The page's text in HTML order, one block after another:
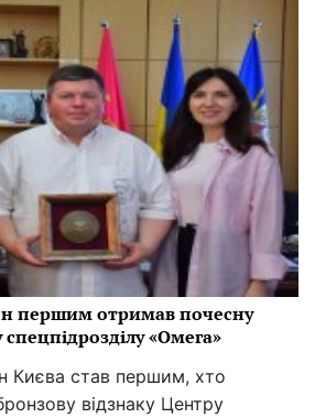
першим отримав почесну
«Омега»
Києва став першим, хто
відзнаку Центру